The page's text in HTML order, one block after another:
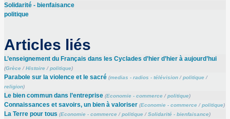
Solidarité - bienfaisance
politique
Articles liés
L’enseignement du Français dans les Cyclades d’hier d’hier à aujourd’hui
(Grèce/Histoire/politique)
Parabole sur la violence et le sacré (medias - radios - télévision/politique/
religion)
Le bien commun dans l’entreprise (Economie - commerce/politique)
Connaissances et savoirs, un bien à valoriser (Economie - commerce/politique)
La Terre pour tous (Economie - commerce/politique/Solidarité - bienfaisance)